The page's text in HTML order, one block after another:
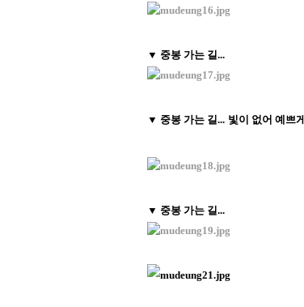
▼ 중봉 가는 길...
▼ 중봉 가는 길... 빛이 없어 예쁘
▼ 중봉 가는 길...